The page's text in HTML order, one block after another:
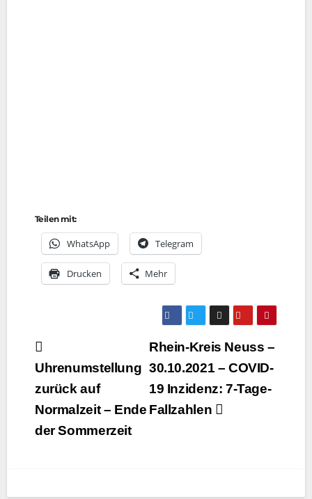
Teilen mit:
Whats­App Tele­gram
Dru­cken Mehr
Beitragsnavigation
Rhein-Kreis Neuss –
30.10.2021 – COVID-
19 Inzidenz: 7‑Tage-
Fallzahlen
Uhrenumstellung
zurück auf
Normalzeit – Ende
der Sommerzeit